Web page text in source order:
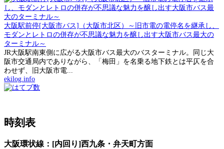
大阪駅前停[大阪市バス]（大阪市北区）～旧市電の電停名を継承し、
モダンとレトロの併存が不思議な魅力を醸し出す大阪市バス最大の
ターミナル～
JR大阪駅南東側に広がる大阪市バス最大のバスターミナル。同じ大
阪市交通局内でありながら、「梅田」を名乗る地下鉄とは平仄を合
わせず、旧大阪市電...
ekilog.info
時刻表
大阪環状線：[内回り]西九条・弁天町方面